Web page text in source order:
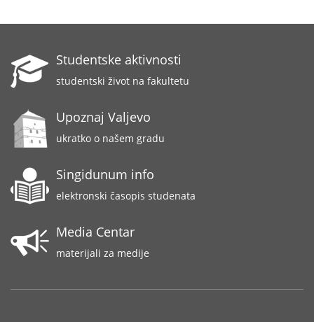
Studentske aktivnosti
studentski život na fakultetu
Upoznaj Valjevo
ukratko o našem gradu
Singidunum info
elektronski časopis studenata
Media Centar
materijali za medije